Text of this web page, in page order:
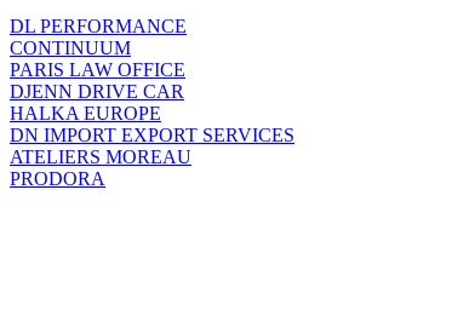
DL PERFORMANCE
CONTINUUM
PARIS LAW OFFICE
DJENN DRIVE CAR
HALKA EUROPE
DN IMPORT EXPORT SERVICES
ATELIERS MOREAU
PRODORA